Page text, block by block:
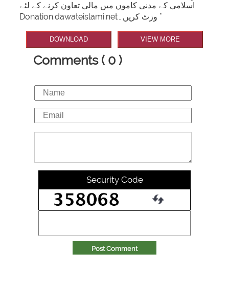
اسلامی کے مدنی کاموں میں مالی تعاون کرنے کے لئے
Donation.dawateislami.netوزٹ کریں۔ "
DOWNLOAD VIEW MORE
Comments ( 0 )
Security Code
Post Comment